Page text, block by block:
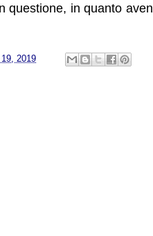
questione, in quanto
2019